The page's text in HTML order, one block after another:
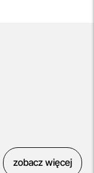
zobacz więcej